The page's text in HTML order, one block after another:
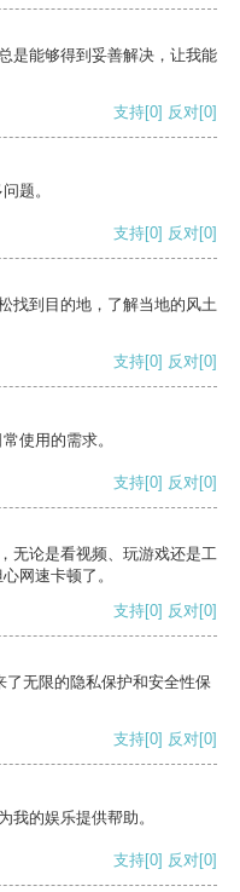
是能够得到妥善解决，让我能
支持[0] 反对[0]
题。
支持[0] 反对[0]
找到目的地，了解当地的风土
支持[0] 反对[0]
使用的需求。
支持[0] 反对[0]
无论是看视频、玩游戏还是工
网速卡顿了。
支持[0] 反对[0]
无限的隐私保护和安全性保
支持[0] 反对[0]
我的娱乐提供帮助。
支持[0] 反对[0]